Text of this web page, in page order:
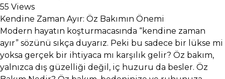
55 Views
Kendine Zaman Ayır: Öz Bakımın Önemi
Modern hayatın koşturmacasında “kendine zaman
ayır” sözünü sıkça duyarız. Peki bu sadece bir lükse mi
yoksa gerçek bir ihtiyaca mı karşılık gelir? Öz bakım,
yalnızca dış güzelliği değil, iç huzuru da besler. Öz